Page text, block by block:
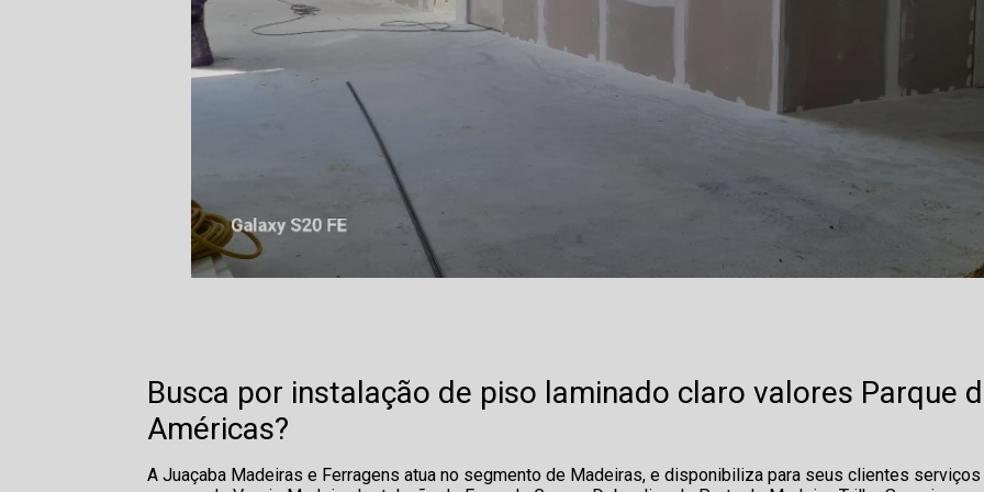
Busca por instalação de piso laminado claro valores Parque
Américas?
A Juaçaba Madeiras e Ferragens atua no segmento de Madeiras, e disponibiliza para seus clientes serviços